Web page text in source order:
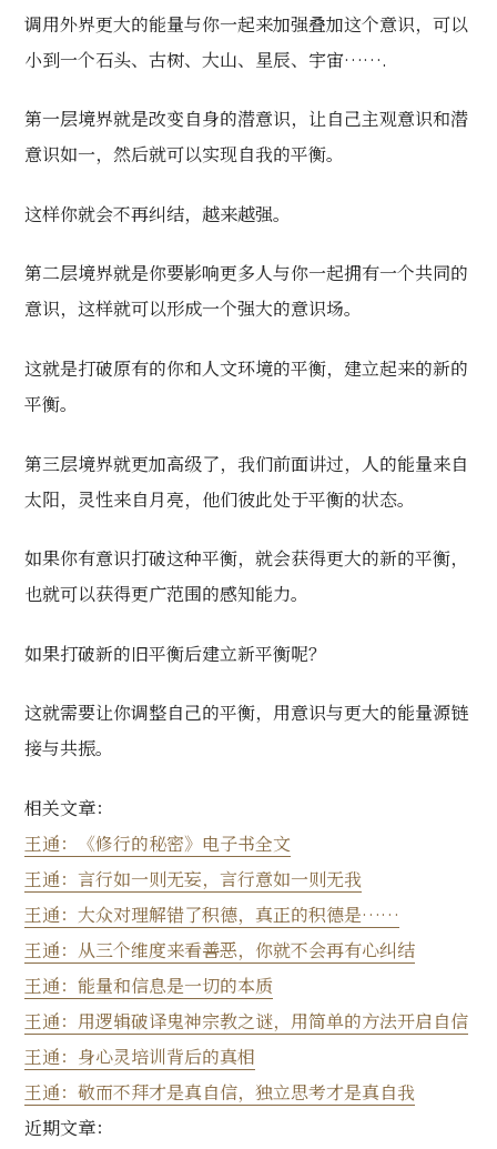
调用外界更大的能量与你一起来加强叠加这个意识，可以
小到一个石头、古树、大山、星辰、宇宙…….
第一层境界就是改变自身的潜意识，让自己主观意识和潜
意识如一，然后就可以实现自我的平衡。
这样你就会不再纠结，越来越强。
第二层境界就是你要影响更多人与你一起拥有一个共同的
意识，这样就可以形成一个强大的意识场。
这就是打破原有的你和人文环境的平衡，建立起来的新的
平衡。
第三层境界就更加高级了，我们前面讲过，人的能量来自
太阳，灵性来自月亮，他们彼此处于平衡的状态。
如果你有意识打破这种平衡，就会获得更大的新的平衡，
也就可以获得更广范围的感知能力。
如果打破新的旧平衡后建立新平衡呢？
这就需要让你调整自己的平衡，用意识与更大的能量源链
接与共振。
相关文章：
王通：《修行的秘密》电子书全文
王通：言行如一则无妄，言行意如一则无我
王通：大众对理解错了积德，真正的积德是……
王通：从三个维度来看善恶，你就不会再有心纠结
王通：能量和信息是一切的本质
王通：用逻辑破译鬼神宗教之谜，用简单的方法开启自信
王通：身心灵培训背后的真相
王通：敬而不拜才是真自信，独立思考才是真自我
近期文章：